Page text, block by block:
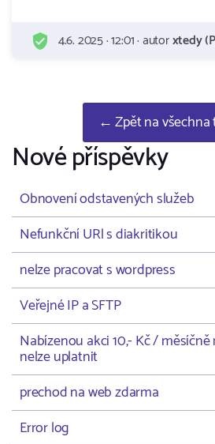
4.6. 2025 · 12:01 · autorxtedy
← Zpět na všechna
Nové příspěvky
Obnovení odstavených služeb
Nefunkční URl s diakritikou
nelze pracovat s wordpress
Veřejné IP a SFTP
Nabízenou akci 10,- Kč /
nelze uplatnit
prechod na web zdarma
Error log